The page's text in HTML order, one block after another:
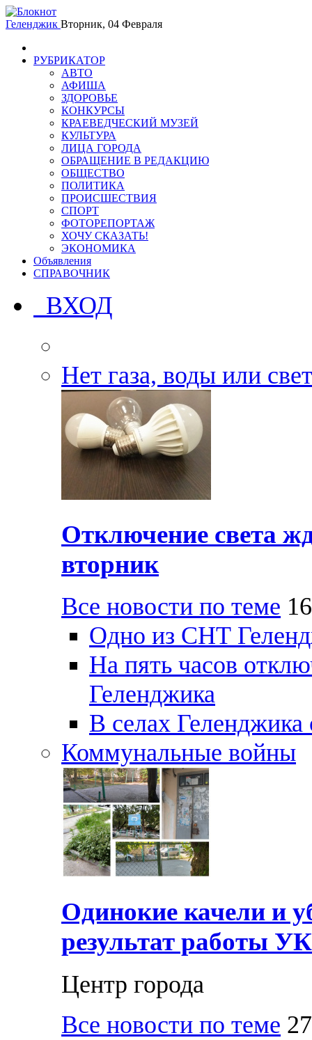
Геленджик Вторник, 04 Февраля
РУБРИКАТОР
АВТО
АФИША
ЗДОРОВЬЕ
КОНКУРСЫ
КРАЕВЕДЧЕСКИЙ МУЗЕЙ
КУЛЬТУРА
ЛИЦА ГОРОДА
ОБРАЩЕНИЕ В РЕДАКЦИЮ
ОБЩЕСТВО
ПОЛИТИКА
ПРОИСШЕСТВИЯ
СПОРТ
ФОТОРЕПОРТАЖ
ХОЧУ СКАЗАТЬ!
ЭКОНОМИКА
Объявления
СПРАВОЧНИК
ВХОД
Нет газа, воды или
Отключение света
вторник
Все новости по теме
Одно из СНТ
На пять часов
Геленджика
В селах Геленджика
Коммунальные войны
Одинокие качели и
результат работы
Центр города
Все новости по теме